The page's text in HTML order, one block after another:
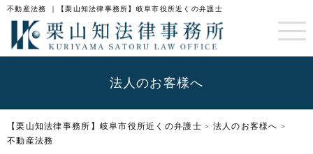
不動産法務 ｜【栗山知法律事務所】岐阜市役所近くの弁護士
法人のお客様へ
【栗山知法律事務所】岐阜市役所近くの弁護士 > 法人のお客様へ >
不動産法務